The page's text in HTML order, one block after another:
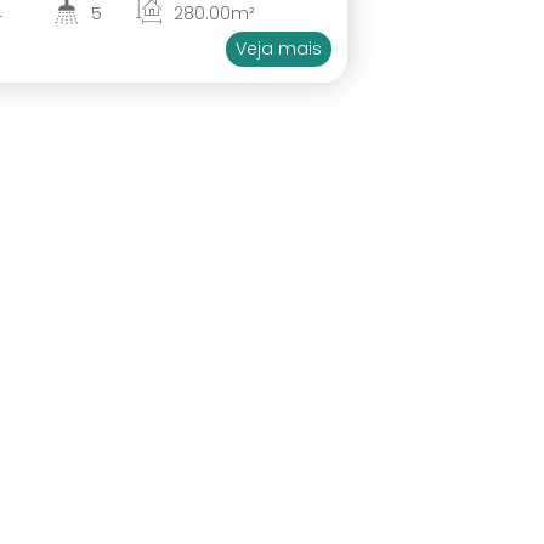
5 280.00m²
Veja mais